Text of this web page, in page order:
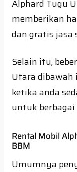
Alphard Tugu
memberikan
dan gratis jasa
Selain itu,
Utara
ketika anda
untuk
Rental Mobil
BBM
Umumnya